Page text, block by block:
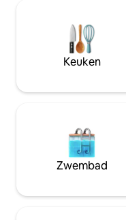
elegantie die je nodig
ontspannen.
Keuken
Zwembad